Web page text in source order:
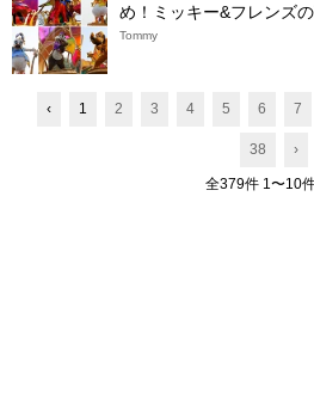
め！ミッキー&フレンズ
Tommy
‹ 1 2 3 4 5 6 7
38 ›
全379件 1〜10